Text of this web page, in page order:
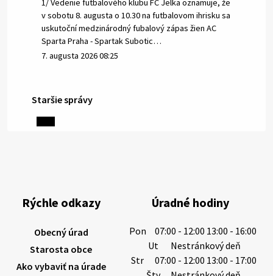
1/ Vedenie futbalového klubu FC Jelka oznamuje, že
v sobotu 8. augusta o 10.30 na futbalovom ihrisku sa
uskutoční medzinárodný fubalový zápas žien AC
Sparta Praha - Spartak Subotic…
7. augusta 2026 08:25
6. augusta 2026 08:13
výdatnosti vodárenských zdrojov.
Západoslovenská vodárenská spoločnosť preto
6. augusta 2026 08:12
Staršie správy
Rýchle odkazy
Obecný úrad
Starosta obce
Ako vybaviť na úrade
Úradné hodiny
Pon
07:00 - 12:00 13:00 - 16:00
Ut
Nestránkový deň
Str
07:00 - 12:00 13:00 - 17:00